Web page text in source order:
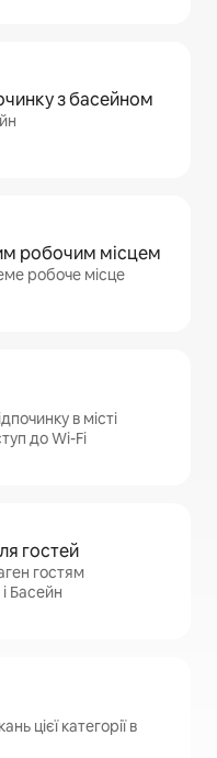
з басейном
робочим місцем
робоче місце
в місті
до Wi-Fi
гостей
гостям
Басейн
цієї категорії в